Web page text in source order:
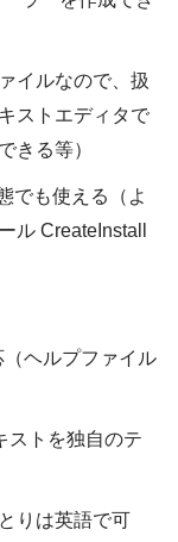
イルなので、扱
ストエディタで
きる等）
でも使える（よ
ル CreateInstall
ヘルプファイル
ストを独自のテ
りは英語で可